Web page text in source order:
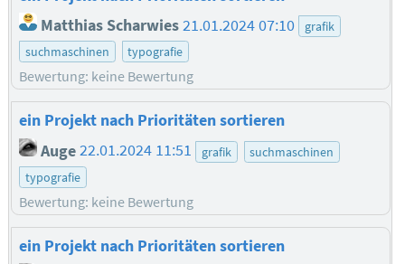
Matthias Scharwies21.01.2024 07:10
grafik
suchmaschinen
typografie
Bewertung: keine Bewertung
ein Projekt nach Prioritäten sortieren
Auge22.01.2024 11:51 grafik
suchmaschinen
typografie
Bewertung: keine Bewertung
ein Projekt nach Prioritäten sortieren